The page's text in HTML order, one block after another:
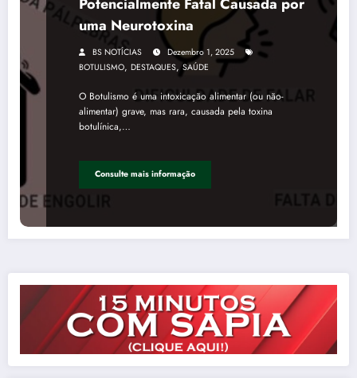
uma Neurotoxina
BS NOTÍCIAS
Dezembro 1, 2025
BOTULISMO, DESTAQUES,SAÚDE
O Botulismo é uma intoxicação alimentar (ou não-
alimentar) grave, mas rara, causada pela toxina
botulínica,…
Consulte mais informação